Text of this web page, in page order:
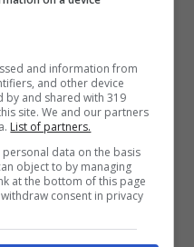
nel centro
di Sarra’
con lavori
messa a
con le
organizzati
la lettura. I
and information from
and other device
by and shared with 319
site. We and our partners
List of partners.
data on the basis
object to by managing
at the bottom of this page
consent in privacy